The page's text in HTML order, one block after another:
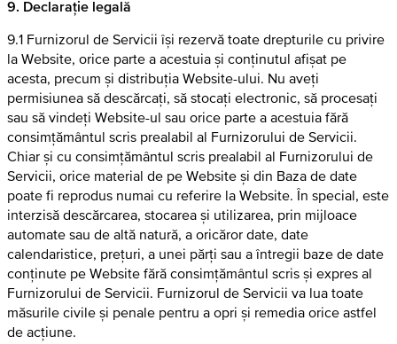
9. Declarație legală
9.1 Furnizorul de Servicii își rezervă toate drepturile cu privire
la Website, orice parte a acestuia și conținutul afișat pe
acesta, precum și distribuția Website-ului. Nu aveți
permisiunea să descărcați, să stocați electronic, să procesați
sau să vindeți Website-ul sau orice parte a acestuia fără
consimțământul scris prealabil al Furnizorului de Servicii.
Chiar și cu consimțământul scris prealabil al Furnizorului de
Servicii, orice material de pe Website și din Baza de date
poate fi reprodus numai cu referire la Website. În special, este
interzisă descărcarea, stocarea și utilizarea, prin mijloace
automate sau de altă natură, a oricăror date, date
calendaristice, prețuri, a unei părți sau a întregii baze de date
conținute pe Website fără consimțământul scris și expres al
Furnizorului de Servicii. Furnizorul de Servicii va lua toate
măsurile civile și penale pentru a opri și remedia orice astfel
de acțiune.